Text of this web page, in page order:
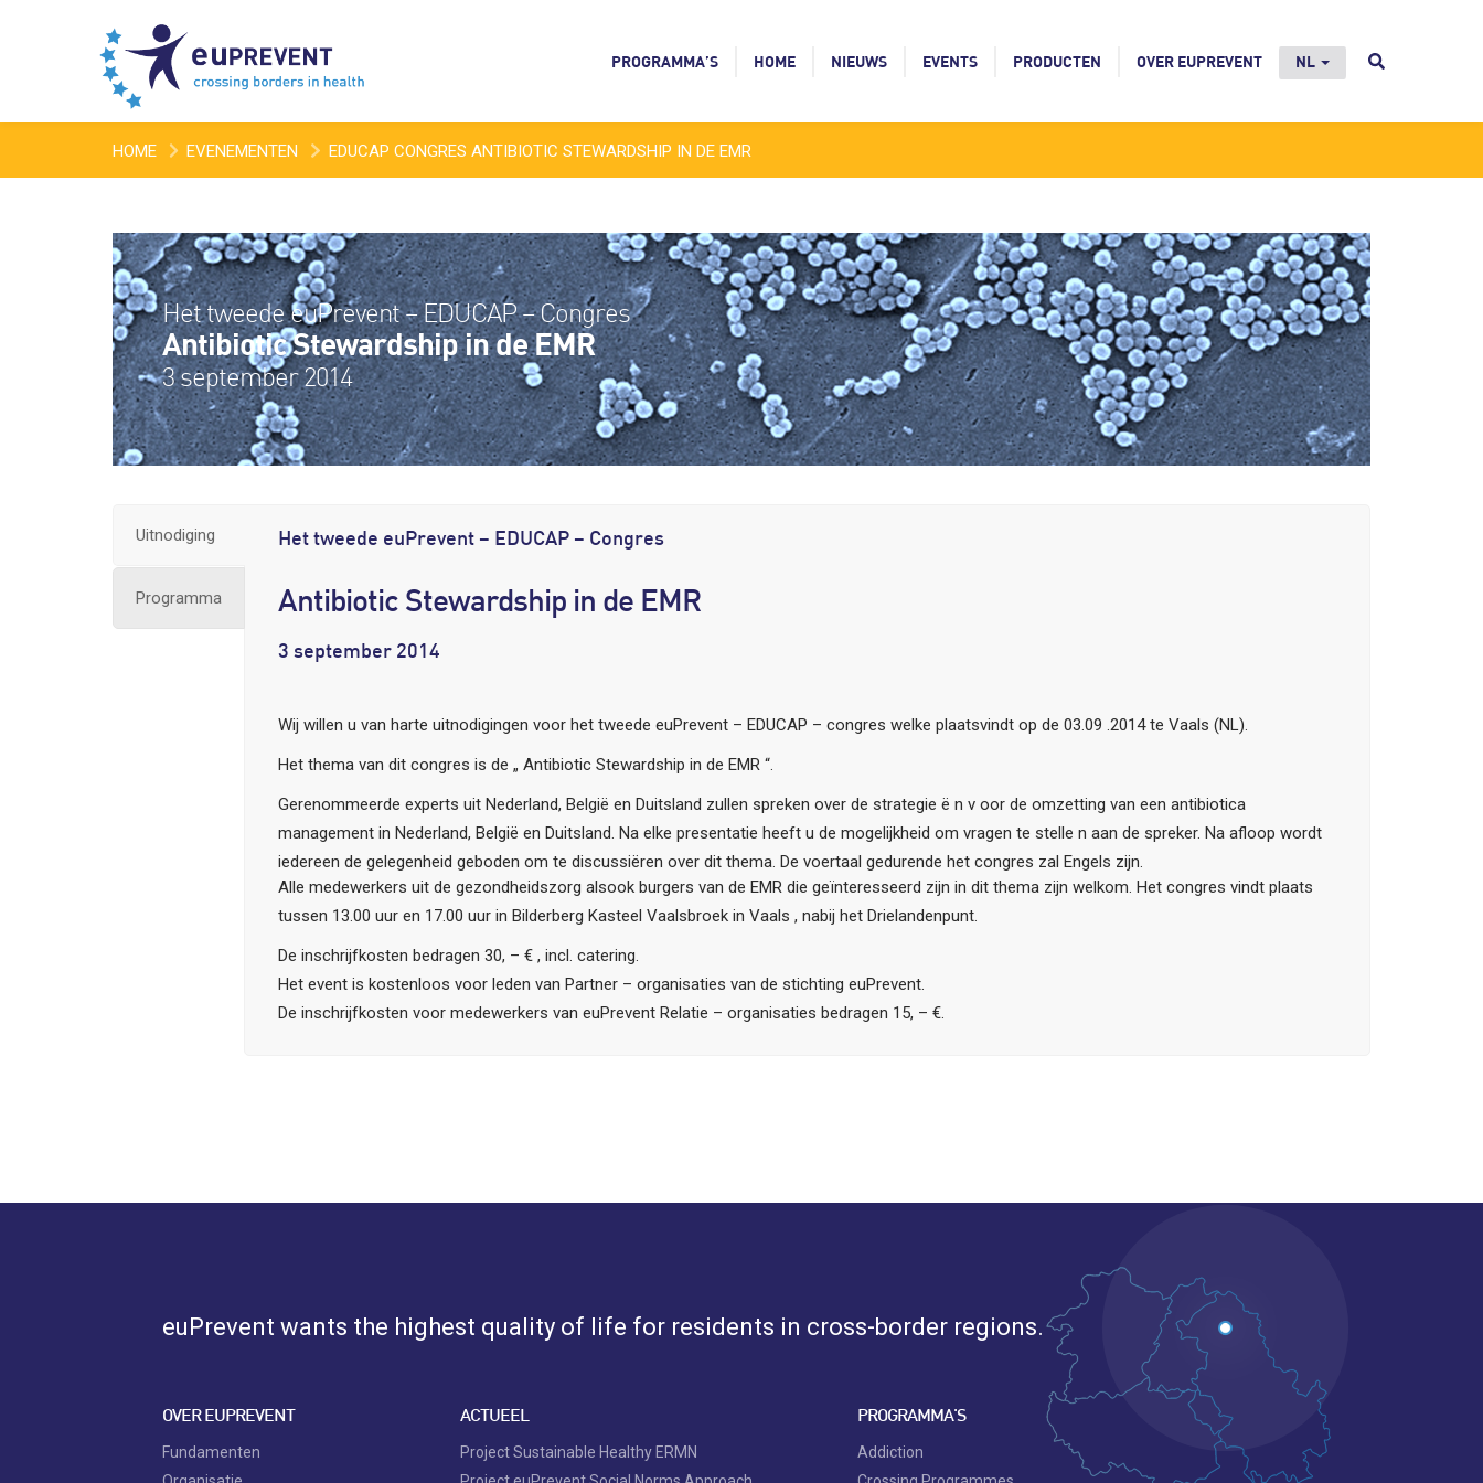
PROGRAMMA’S HOME NIEUWS EVENTS PRODUCTEN OVER EUPREVENT NL
HOME EVENEMENTEN EDUCAP CONGRES ANTIBIOTIC STEWARDSHIP IN DE EMR
Het tweede euPrevent – EDUCAP – Congres
Antibiotic Stewardship in de EMR
3 september 2014
Uitnodiging
Programma
Het tweede euPrevent – EDUCAP – Congres
Antibiotic Stewardship in de EMR
3 september 2014
Wij willen u van harte uitnodigingen voor het tweede euPrevent – EDUCAP – congres welke plaatsvindt op de 03.09 .2014 te Vaals (NL).
Het thema van dit congres is de „ Antibiotic Stewardship in de EMR “.
Gerenommeerde experts uit Nederland, België en Duitsland zullen spreken over de strategie ë n v oor de omzetting van een antibiotica
management in Nederland, België en Duitsland. Na elke presentatie heeft u de mogelijkheid om vragen te stelle n aan de spreker. Na afloop wordt
iedereen de gelegenheid geboden om te discussiëren over dit thema. De voertaal gedurende het congres zal Engels zijn.
Alle medewerkers uit de gezondheidszorg alsook burgers van de EMR die geïnteresseerd zijn in dit thema zijn welkom. Het congres vindt plaats
tussen 13.00 uur en 17.00 uur in Bilderberg Kasteel Vaalsbroek in Vaals , nabij het Drielandenpunt.
De inschrijfkosten bedragen 30, – € , incl. catering.
Het event is kostenloos voor leden van Partner – organisaties van de stichting euPrevent.
De inschrijfkosten voor medewerkers van euPrevent Relatie – organisaties bedragen 15, – €.
euPrevent wants the highest quality of life for residents in cross-border regions.
OVER EUPREVENT
Fundamenten
ACTUEEL
Project Sustainable Healthy ERMN
PROGRAMMA'S
Addiction